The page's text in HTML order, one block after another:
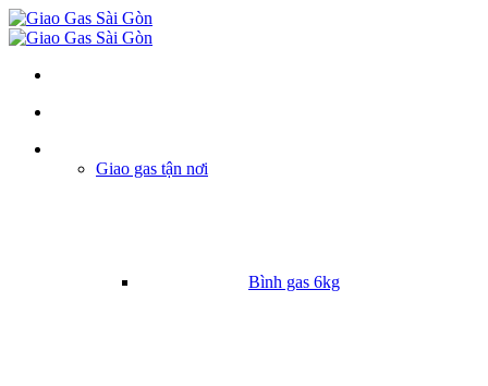
Giao gas tận nơi
Bình gas 6kg